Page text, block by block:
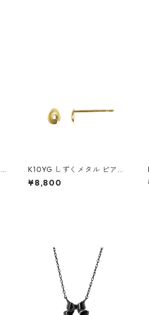
K10YG しずくメタル ピアス
（スタッド）
¥8,800